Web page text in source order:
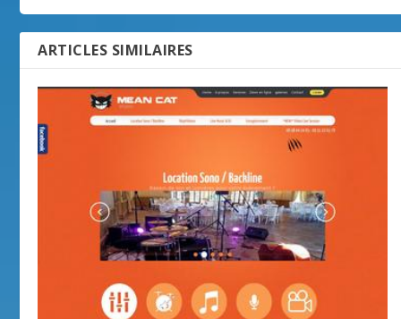
ARTICLES SIMILAIRES